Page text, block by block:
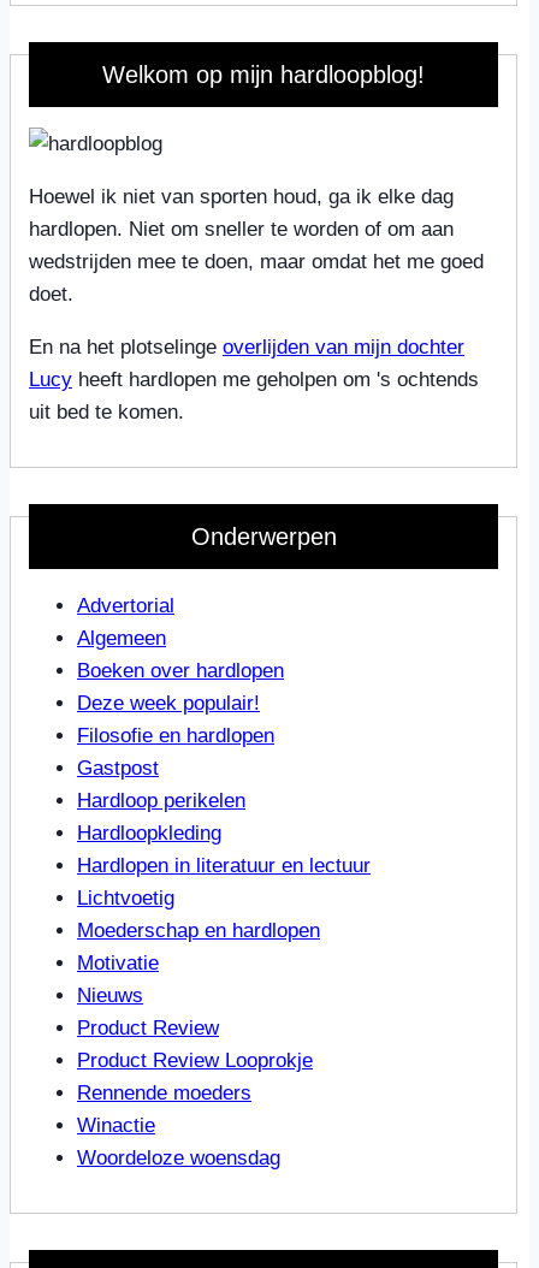
Welkom op mijn hardloopblog!
Hoewel ik niet van sporten houd, ga ik elke dag
hardlopen. Niet om sneller te worden of om aan
wedstrijden mee te doen, maar omdat het me goed
doet.
En na het plotselinge overlijden van mijn dochter
Lucy heeft hardlopen me geholpen om 's ochtends
uit bed te komen.
Onderwerpen
Advertorial
Algemeen
Boeken over hardlopen
Deze week populair!
Filosofie en hardlopen
Gastpost
Hardloop perikelen
Hardloopkleding
Hardlopen in literatuur en lectuur
Lichtvoetig
Moederschap en hardlopen
Motivatie
Nieuws
Product Review
Product Review Looprokje
Rennende moeders
Winactie
Woordeloze woensdag